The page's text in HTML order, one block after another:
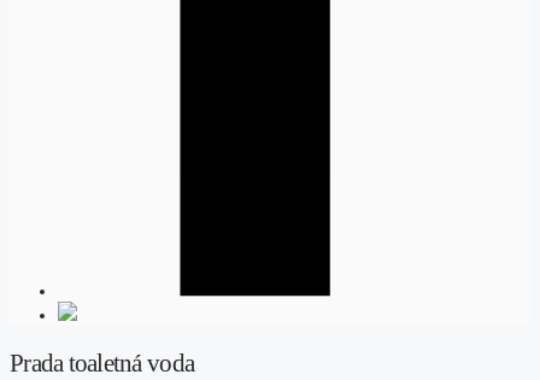
Prada toaletná voda